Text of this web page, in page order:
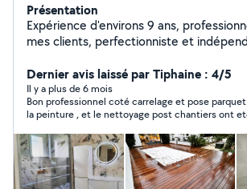
Présentation
Expérience d'environs 9 ans,
mes clients, perfectionniste et
Dernier avis laissé par Tiphaine : 4/5
Il y a plus de 6 mois
Bon professionnel coté carrelage et pose
la peinture , et le nettoyage post chantiers ont ete a été
Personnalité sympathique neanmoins et